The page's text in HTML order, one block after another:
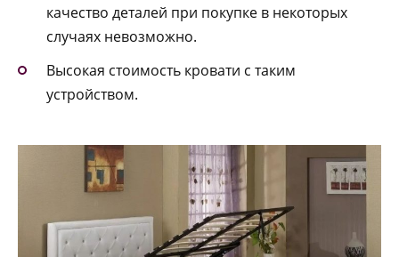
качество деталей при покупке в некоторых
случаях невозможно.
Высокая стоимость кровати с таким
устройством.